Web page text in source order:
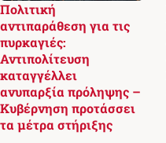
Πολιτική
αντιπαράθεση για τις
πυρκαγιές:
Αντιπολίτευση
καταγγέλλει
ανυπαρξία πρόληψης –
Κυβέρνηση προτάσσει
τα μέτρα στήριξης